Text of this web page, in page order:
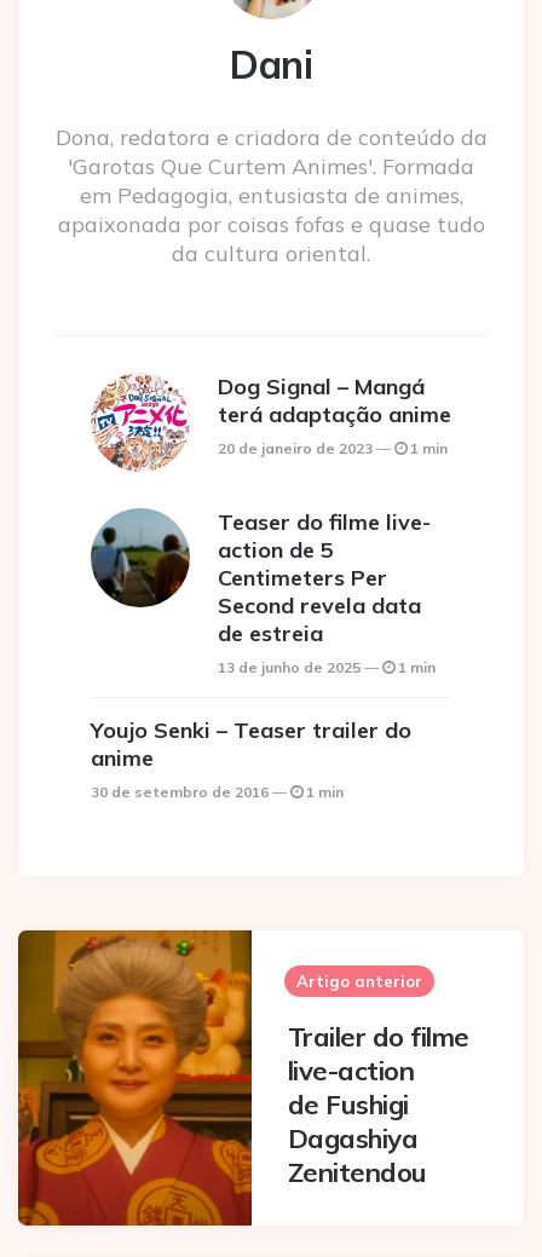
Dani
Dona, redatora e criadora de conteúdo da
'Garotas Que Curtem Animes'. Formada
em Pedagogia, entusiasta de animes,
apaixonada por coisas fofas e quase tudo
da cultura oriental.
Dog Signal – Mangá
terá adaptação anime
20 de janeiro de 2023 1 min
Teaser do filme live-
action de 5
Centimeters Per
Second revela data
de estreia
13 de junho de 2025 1 min
Youjo Senki – Teaser trailer do
anime
30 de setembro de 2016 1 min
Post
navigation
Artigo anterior
Trailer do filme
live-action
de Fushigi
Dagashiya
Zenitendou